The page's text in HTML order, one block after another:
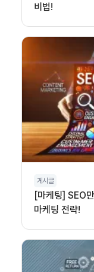
비법!
게시글
[마케팅] SEO
마케팅 전략!